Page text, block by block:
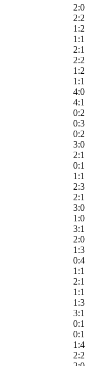
2:0
2:2
1:2
1:1
2:1
2:2
1:2
1:1
4:0
4:1
0:2
0:3
0:2
3:0
2:1
0:1
1:1
2:3
2:1
3:0
1:0
3:1
2:0
1:3
0:4
1:1
2:1
1:1
1:3
3:1
0:1
0:1
1:4
2:2